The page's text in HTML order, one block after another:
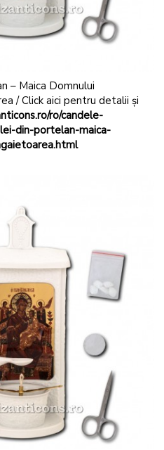
– Maica Domnului
/ Click aici pentru detalii și
ro/candele-
din-portelan-maica-